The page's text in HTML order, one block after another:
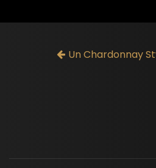
Un Chardonnay